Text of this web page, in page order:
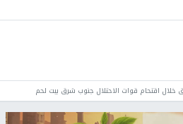
خلال اقتحام قوات الاحتلال جنوب شرق بيت لحم